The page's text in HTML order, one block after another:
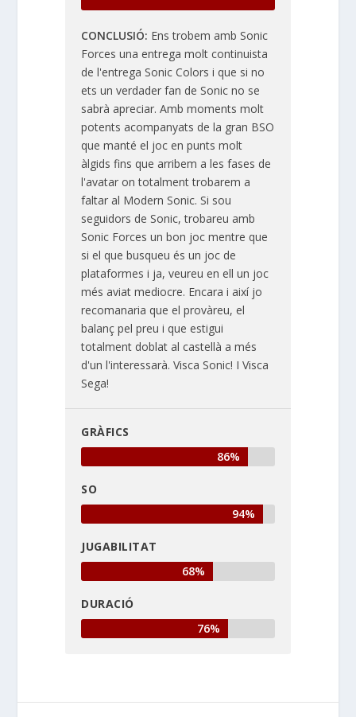
CONCLUSIÓ Ens trobem amb Sonic
Forces una entrega molt continuista
de l'entrega Sonic Colors i que si no
ets un verdader fan de Sonic no se
sabrà apreciar. Amb moments molt
potents acompanyats de la gran BSO
que manté el joc en punts molt
àlgids fins que arribem a les fases de
l'avatar on totalment trobarem a
faltar al Modern Sonic. Si sou
seguidors de Sonic, trobareu amb
Sonic Forces un bon joc mentre que
si el que busqueu és un joc de
plataformes i ja, veureu en ell un joc
més aviat mediocre. Encara i així jo
recomanaria que el provàreu, el
balanç pel preu i que estigui
totalment doblat al castellà a més
d'un l'interessarà. Visca Sonic! I Visca
Sega!
GRÀFICS
86%
SO
94%
JUGABILITAT
68%
DURACIÓ
76%